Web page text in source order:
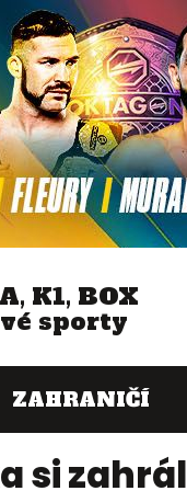
K1, BOX
sporty
ZAHRANIČÍ
si